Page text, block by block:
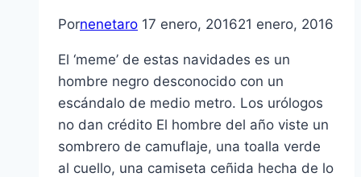
Pornenetaro 17 enero, 201621 enero, 2016
El ‘meme’ de estas navidades es un
hombre negro desconocido con un
escándalo de medio metro. Los urólogos
no dan crédito El hombre del año viste un
sombrero de camuflaje, una toalla verde
al cuello, una camiseta ceñida hecha de lo